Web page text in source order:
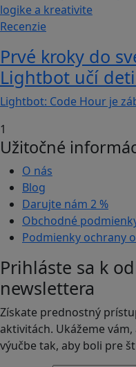
Recenzie
Prvé kroky do
Lightbot učí
Lightbot: Code Hour je
1
Užitočné
O nás
Blog
Darujte nám 2 %
Obchodné
Podmienky ochrany
Prihláste sa k
newslettera
Získate prednostný
aktivitách. Ukážeme
výučbe tak, aby boli pre